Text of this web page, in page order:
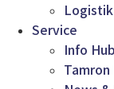
Logistik
Service
Info Hub
Tamron